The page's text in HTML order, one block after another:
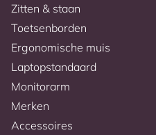
Zitten & staan
Toetsenborden
Ergonomische muis
Laptopstandaard
Monitorarm
Merken
Accessoires